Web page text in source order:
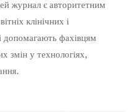
журнал є авторитетним
клінічних і
допомагають фахівцям
змін у технологіях,